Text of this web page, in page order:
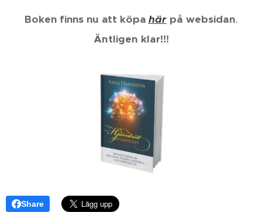
Boken finns nu att köpa härpå websidan.
Äntligen klar!!!
Share